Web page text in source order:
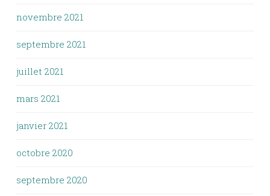
novembre 2021
septembre 2021
juillet 2021
mars 2021
janvier 2021
octobre 2020
septembre 2020